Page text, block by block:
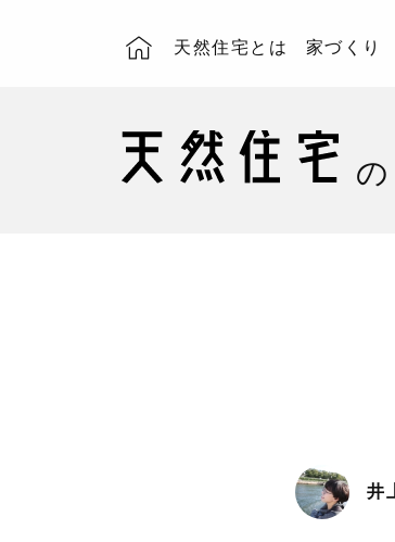
天然住宅とは 家づくり
井